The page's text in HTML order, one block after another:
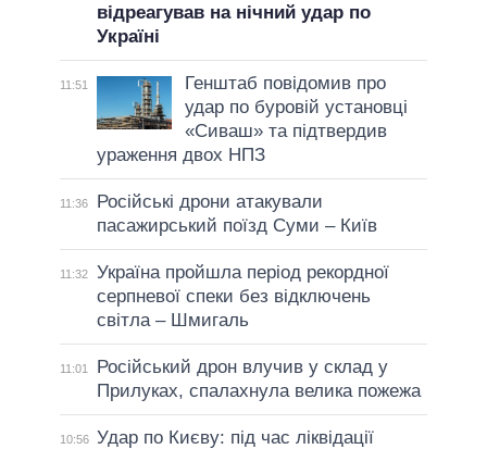
відреагував на нічний удар по
Україні
11:51
Генштаб повідомив про
удар по буровій установці
«Сиваш» та підтвердив
ураження двох НПЗ
11:36
Російські дрони атакували
пасажирський поїзд Суми – Київ
11:32
Україна пройшла період рекордної
серпневої спеки без відключень
світла – Шмигаль
11:01
Російський дрон влучив у склад у
Прилуках, спалахнула велика пожежа
10:56 Удар по Києву: під час ліквідації